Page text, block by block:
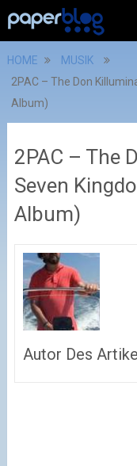
HOME
MUSIK
2PAC – The Don
Album)
2PAC – The
Seven
Album)
Autor Des